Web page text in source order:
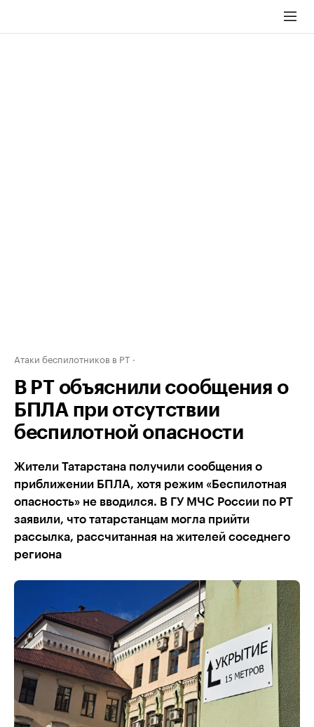
Атаки беспилотников в РТ
В РТ объяснили сообщения о
БПЛА при отсутствии
беспилотной опасности
Жители Татарстана получили сообщения о
приближении БПЛА, хотя режим «Беспилотная
опасность» не вводился. В ГУ МЧС России по РТ
заявили, что татарстанцам могла прийти
рассылка, рассчитанная на жителей соседнего
региона